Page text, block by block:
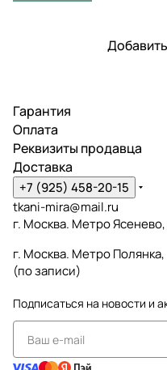
Гарантия
Оплата
Реквизиты продавца
Доставка
+7 (925) 458-20-15
tkani-mira@mail.ru
г. Москва. Метро Ясенево,
г. Москва. Метро
(по записи)
Подписаться на новости и